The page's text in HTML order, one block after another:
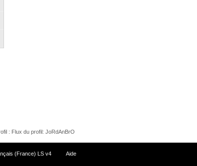
: Flux du profil: JoRdAnBrO
(France) LS v4 Aide